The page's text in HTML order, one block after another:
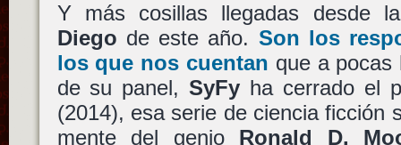
Y más cosillas llegadas desde
Diego de este año. Son los
los que nos cuentan que a pocas
de su panel,SyFy ha cerrado el
(2014), esa serie de ciencia ficción
mente del genio Ronald D.